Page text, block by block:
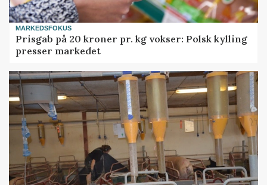
MARKEDSFOKUS
Prisgab på 20 kroner pr. kg vokser: Polsk kylling
presser markedet